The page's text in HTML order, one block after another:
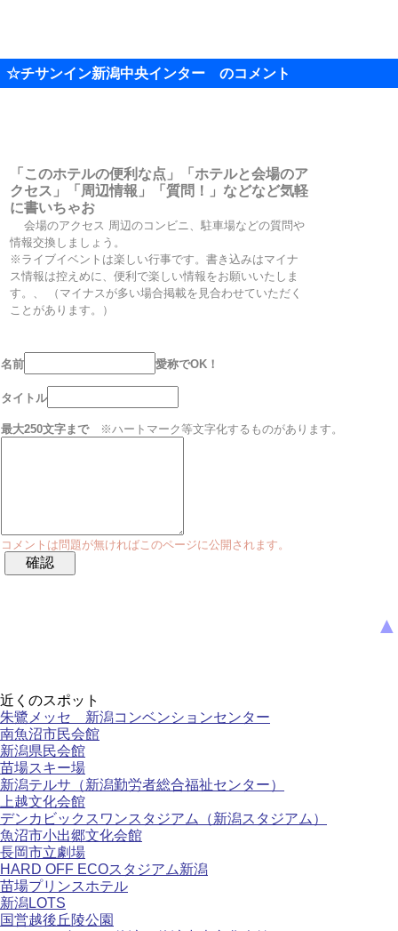
☆チサンイン新潟中央インター のコメント
「このホテルの便利な点」「ホテルと会場のア
クセス」「周辺情報」「質問！」などなど気軽
に書いちゃお
会場のアクセス 周辺のコンビニ、駐車場などの質問や
情報交換しましょう。
※ライブイベントは楽しい行事です。書き込みはマイナ
ス情報は控えめに、便利で楽しい情報をお願いいたしま
す。、 （マイナスが多い場合掲載を見合わせていただく
ことがあります。）
名前 愛称でOK！
タイトル
最大250文字まで ※ハートマーク等文字化するものがあります。
コメントは問題が無ければこのページに公開されます。
▲
近くのスポット
朱鷺メッセ 新潟コンベンションセンター
南魚沼市民会館
新潟県民会館
苗場スキー場
新潟テルサ（新潟勤労者総合福祉センター）
上越文化会館
デンカビックスワンスタジアム（新潟スタジアム）
魚沼市小出郷文化会館
長岡市立劇場
HARD OFF ECOスタジアム新潟
苗場プリンスホテル
新潟LOTS
国営越後丘陵公園